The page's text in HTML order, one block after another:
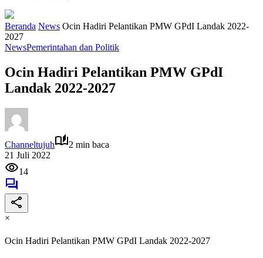
Beranda News Ocin Hadiri Pelantikan PMW GPdI Landak 2022-
2027
NewsPemerintahan dan Politik
Ocin Hadiri Pelantikan PMW GPdI
Landak 2022-2027
Channeltujuh
2 min baca
21 Juli 2022
14
×
Ocin Hadiri Pelantikan PMW GPdI Landak 2022-2027